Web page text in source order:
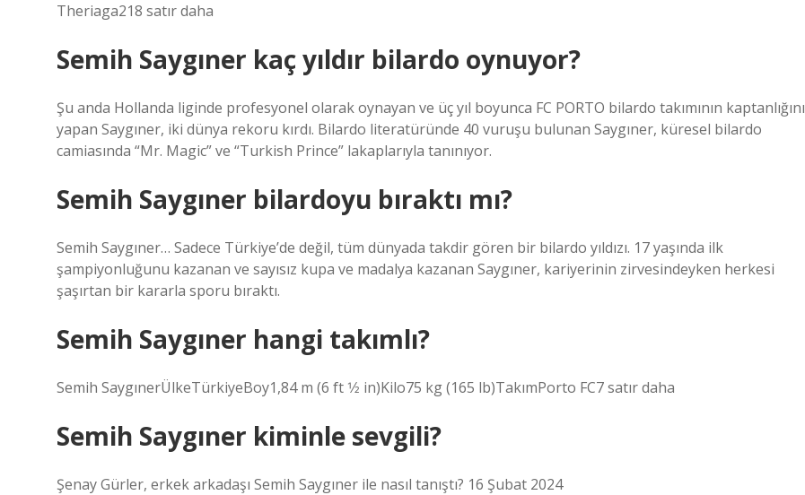
Theriaga218 satır daha
Semih Saygıner kaç yıldır bilardo oynuyor?
Şu anda Hollanda liginde profesyonel olarak oynayan ve üç yıl boyunca FC PORTO bilardo takımının kaptanlığını
yapan Saygıner, iki dünya rekoru kırdı. Bilardo literatüründe 40 vuruşu bulunan Saygıner, küresel bilardo
camiasında “Mr. Magic” ve “Turkish Prince” lakaplarıyla tanınıyor.
Semih Saygıner bilardoyu bıraktı mı?
Semih Saygıner… Sadece Türkiye’de değil, tüm dünyada takdir gören bir bilardo yıldızı. 17 yaşında ilk
şampiyonluğunu kazanan ve sayısız kupa ve madalya kazanan Saygıner, kariyerinin zirvesindeyken herkesi
şaşırtan bir kararla sporu bıraktı.
Semih Saygıner hangi takımlı?
Semih SaygınerÜlkeTürkiyeBoy1,84 m (6 ft 1⁄2 in)Kilo75 kg (165 lb)TakımPorto FC7 satır daha
Semih Saygıner kiminle sevgili?
Şenay Gürler, erkek arkadaşı Semih Saygıner ile nasıl tanıştı? 16 Şubat 2024